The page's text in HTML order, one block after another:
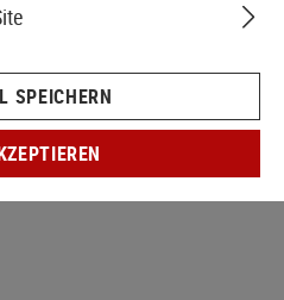
SPEICHERN